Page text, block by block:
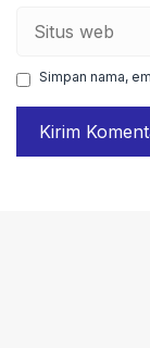
web
Simpan nama,